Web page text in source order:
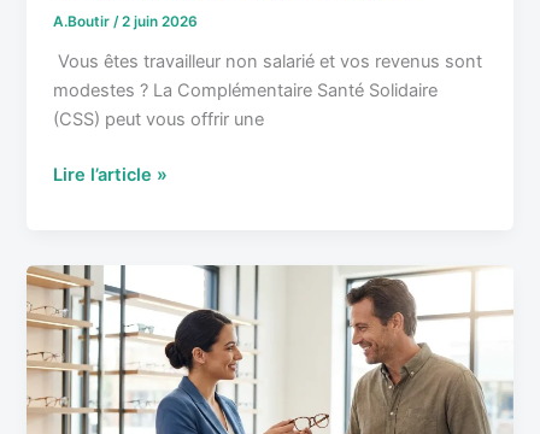
A.Boutir/2 juin 2026
Vous êtes travailleur non salarié et vos revenus sont
modestes ? La Complémentaire Santé Solidaire
(CSS) peut vous offrir une
Lire l’article »
100%
Santé
et
TNS
:
ce